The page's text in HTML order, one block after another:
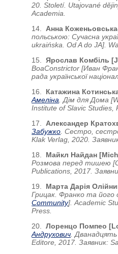
20.Století. Utajovanédě
Academia.
14. Анна
польською: Сучасна
ukraińska. Od A do JA].
15.Ярослав Комбіль
BoaConstrictor [Иван
рада української
16. Катажина
Амеліна .Дім для Дома
Institute of Slavic Studies,
17. Александер
Забужко . Сестро ,
Klak Verlag, 2020.
18. Майкл Найдан
Розмова перед тишею
Publications, 2017.
19. Марта Дарія
Грицак. Франко та його
Community]. Academic
Press.
20.Лоренцо Помпео
Андрухович .
Editore, 2017. Заявник: